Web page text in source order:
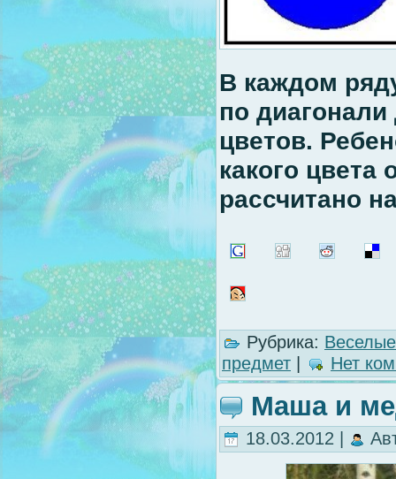
В каждом
по
цветов.
какого цвета
рассчитано
Рубрика:
предмет
Нет
Маша и
18.03.2012 |